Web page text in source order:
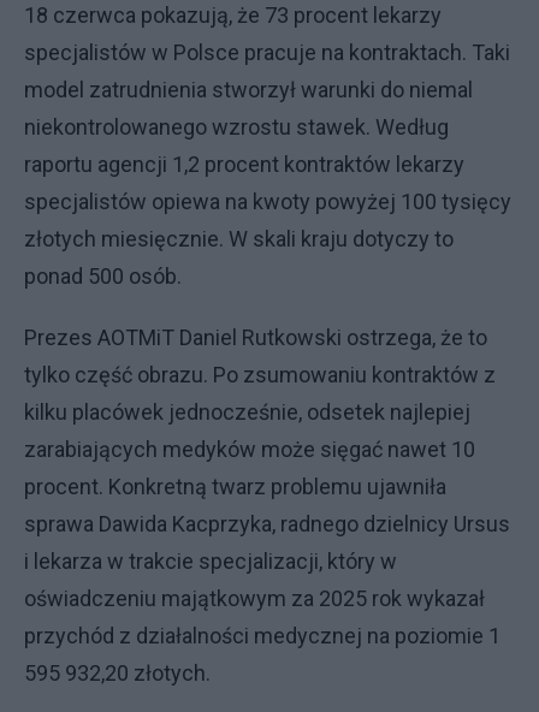
18 czerwca pokazują, że 73 procent lekarzy
specjalistów w Polsce pracuje na kontraktach. Taki
model zatrudnienia stworzył warunki do niemal
niekontrolowanego wzrostu stawek. Według
raportu agencji 1,2 procent kontraktów lekarzy
specjalistów opiewa na kwoty powyżej 100 tysięcy
złotych miesięcznie. W skali kraju dotyczy to
ponad 500 osób.
Prezes AOTMiT Daniel Rutkowski ostrzega, że to
tylko część obrazu. Po zsumowaniu kontraktów z
kilku placówek jednocześnie, odsetek najlepiej
zarabiających medyków może sięgać nawet 10
procent. Konkretną twarz problemu ujawniła
sprawa Dawida Kacprzyka, radnego dzielnicy Ursus
i lekarza w trakcie specjalizacji, który w
oświadczeniu majątkowym za 2025 rok wykazał
przychód z działalności medycznej na poziomie 1
595 932,20 złotych.